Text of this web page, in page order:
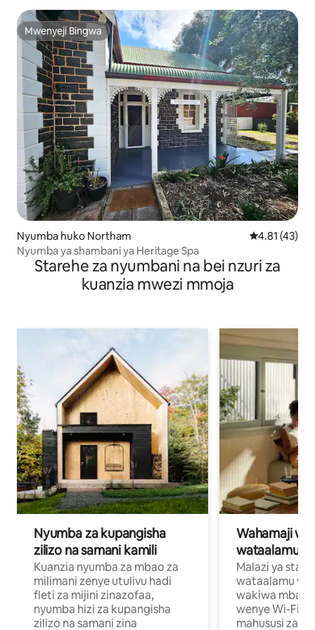
Mwenyeji Bingwa
Mwenyeji Bingwa
Nyumba huko Northam Ukadiriaji wa
4.81 (43)
Nyumba ya shambani ya Heritage Spa
Starehe za nyumbani na bei nzuri za
kuanzia mwezi mmoja
Nyumba za kupangisha
zilizo na samani kamili
Kuanzia nyumba za mbao za
milimani zenye utulivu hadi
fleti za mijini zinazofaa,
nyumba hizi za kupangisha
zilizo na samani zina
Wahamaji
wataalamu
Malazi ya
wataalamu
wakiwa mbali
wenye Wi-Fi
mahususi za